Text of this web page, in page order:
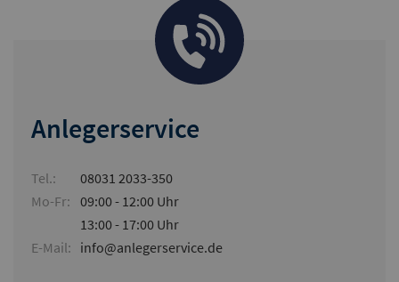
Anlegerservice
Tel.:
08031 2033-350
Mo-Fr: 09:00 - 12:00 Uhr
13:00 - 17:00 Uhr
E-Mail: info@anlegerservice.de